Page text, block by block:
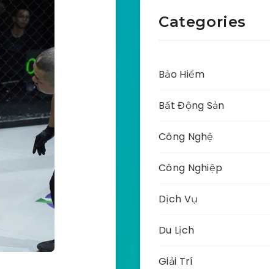
Categories
Bảo Hiểm
Bất Động Sản
Công Nghệ
Công Nghiệp
Dịch Vụ
Du Lịch
Giải Trí